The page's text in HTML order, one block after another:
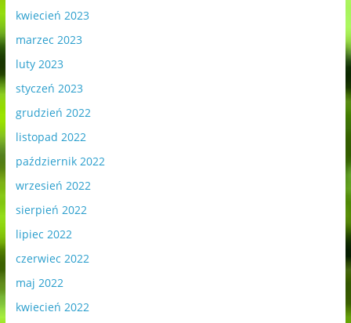
kwiecień 2023
marzec 2023
luty 2023
styczeń 2023
grudzień 2022
listopad 2022
październik 2022
wrzesień 2022
sierpień 2022
lipiec 2022
czerwiec 2022
maj 2022
kwiecień 2022